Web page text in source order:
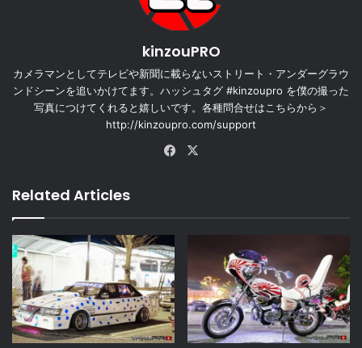
kinzouPRO
カメラマンとしてテレビや新聞に載らないストリート・アンダーグラウ
ンドシーンを追いかけてます。ハッシュタグ #kinzoupro を僕の撮った
写真につけてくれると嬉しいです。各種問合せはこちらから＞
http://kinzoupro.com/support
Facebook
Related Articles